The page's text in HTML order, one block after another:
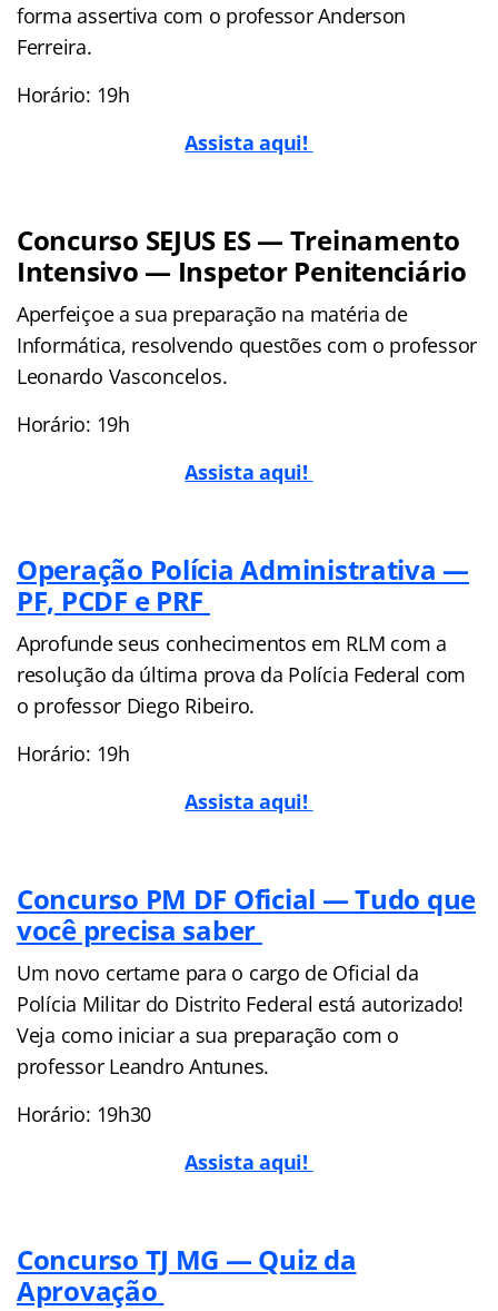
forma assertiva com o professor Anderson
Ferreira.
Horário: 19h
Assista aqui!
Concurso SEJUS ES — Treinamento
Intensivo — Inspetor Penitenciário
Aperfeiçoe a sua preparação na matéria de
Informática, resolvendo questões com o professor
Leonardo Vasconcelos.
Horário: 19h
Assista aqui!
Operação Polícia Administrativa —
PF, PCDF e PRF
Aprofunde seus conhecimentos em RLM com a
resolução da última prova da Polícia Federal com
o professor Diego Ribeiro.
Horário: 19h
Assista aqui!
Concurso PM DF Oficial — Tudo que
você precisa saber
Um novo certame para o cargo de Oficial da
Polícia Militar do Distrito Federal está autorizado!
Veja como iniciar a sua preparação com o
professor Leandro Antunes.
Horário: 19h30
Assista aqui!
Concurso TJ MG — Quiz da
Aprovação